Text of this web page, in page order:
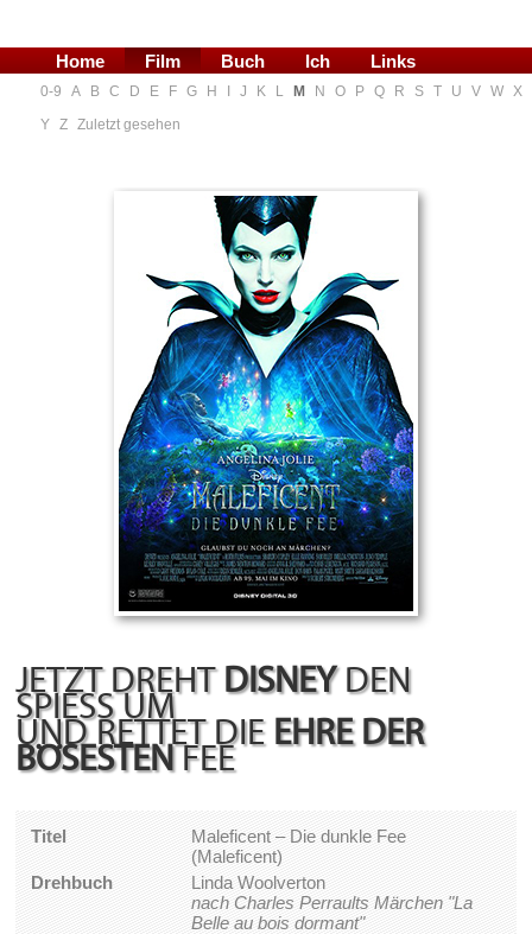
Home Film Buch Ich Links
0-9 A B C D E F G H J K L M N O P Q R S T U V W X
Y Z Zuletzt gesehen
JETZT DREHTDISNEYDEN
SPIESS UM
UND RETTET DIE EHRE DER
BÖSESTEN FEE
Titel
Maleficent – Die dunkle Fee
(Maleficent)
Drehbuch
Linda Woolverton
nach Charles Perraults Märchen "La
Belle au bois dormant"